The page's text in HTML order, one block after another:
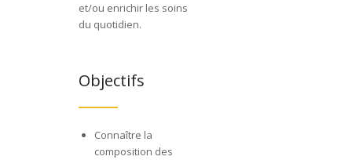
et/ou enrichir les soins
du quotidien.
Objectifs
Connaître la
composition des